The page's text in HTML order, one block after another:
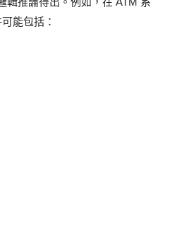
能包括：